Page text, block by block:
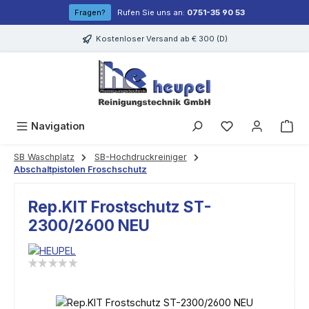
Zum Hauptinhalt springen
Fragen? Rufen Sie uns an: 0751-35 90 53
Kostenloser Versand ab € 300 (D)
Navigation
SB Waschplatz
SB-Hochdruckreiniger
Abschaltpistolen Froschschutz
Rep.KIT Frostschutz ST-
2300/2600 NEU
Bildergalerie überspringen